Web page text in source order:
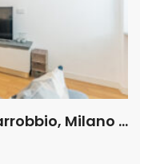
Bilocale via Torino 66, Carrobbio, Milano (Rif. IFM179)